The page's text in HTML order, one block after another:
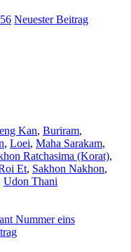
Neuester Beitrag
Kan, Buriram,
, Loei, Maha Sarakam,
Ratchasima (Korat),
Et, Sakhon Nakhon,
Udon Thani
Nummer eins